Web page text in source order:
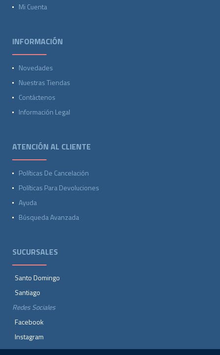
Mi Cuenta
INFORMACIÓN
Novedades
Nuestras Tiendas
Contáctenos
Información Legal
ATENCIÓN AL CLIENTE
Políticas De Cancelación
Políticas Para Devoluciones
Ayuda
Búsqueda Avanzada
SUCURSALES
Santo Domingo
Santiago
Redes Sociales
Facebook
Instagram